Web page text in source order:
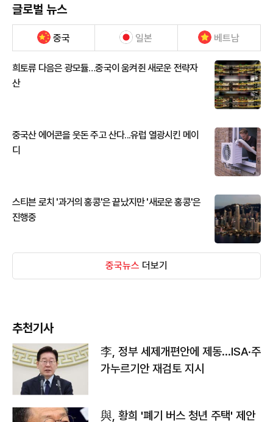
글로벌 뉴스
중국 일본 베트남
희토류 다음은 광모듈…중국이 움켜쥔 새로운 전략자
산
중국산 에어콘을 웃돈 주고 산다...유럽 열광시킨 메이
디
스티븐 로치 '과거의 홍콩'은 끝났지만 '새로운 홍콩'은
진행중
중국뉴스 더보기
추천기사
李, 정부 세제개편안에 제동…ISA·주
가누르기안 재검토 지시
與, 황희 '폐기 버스 청년 주택' 제안